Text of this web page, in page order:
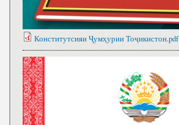
Конститутсияи Ҷумҳурии Тоҷикистон.pdf